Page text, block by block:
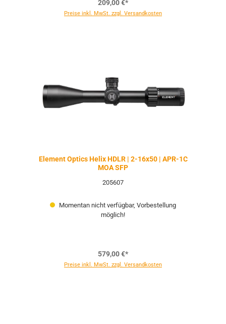
209,00 €*
Preise inkl. MwSt. zzgl. Versandkosten
Element Optics Helix HDLR | 2-16x50 | APR-1C
MOA SFP
205607
Momentan nicht verfügbar, Vorbestellung
möglich!
579,00 €*
Preise inkl. MwSt. zzgl. Versandkosten